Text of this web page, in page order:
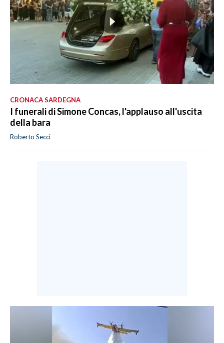
CRONACA SARDEGNA
I funerali di Simone Concas, l'applauso all'uscita
della bara
Roberto Secci